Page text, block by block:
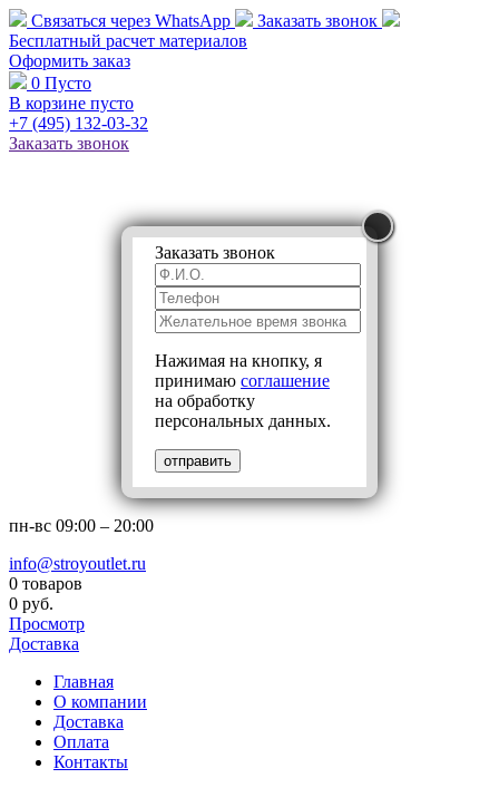
Связаться через WhatsApp
Заказать звонок
Бесплатный расчет материалов
Оформить заказ
0 Пусто
В корзине пусто
+7 (495) 132-03-32
Заказать звонок
Заказать звонок
Нажимая на кнопку, я
принимаю соглашение
на обработку
персональных данных.
отправить
пн-вс 09:00 – 20:00
info@stroyoutlet.ru
0 товаров
0 руб.
Просмотр
Доставка
Главная
О компании
Доставка
Оплата
Контакты